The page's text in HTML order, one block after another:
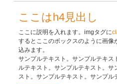
ここはh4見出し
ここに説明を入れます。imgタグに
するとここのボックスのように画像
込みます。
サンプルテキスト。サンプルテキス
ルテキスト。サンプルテキスト。サ
スト。サンプルテキスト。サンプル